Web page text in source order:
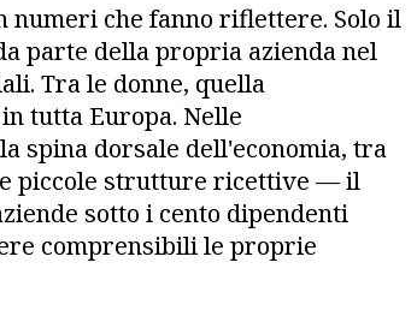
numeri che fanno riflettere. Solo il
parte della propria azienda nel
Tra le donne, quella
tutta Europa. Nelle
spina dorsale dell'economia, tra
piccole strutture ricettive — il
sotto i cento dipendenti
comprensibili le proprie